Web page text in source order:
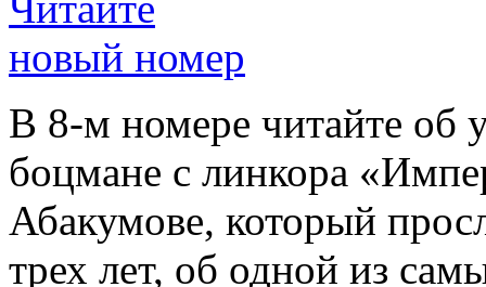
новый номер
В 8-м номере читайте об
боцмане с линкора
Абакумове, который
трех лет, об одной из